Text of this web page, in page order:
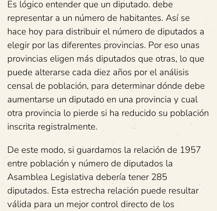
Es lógico entender que un diputado. debe
representar a un número de habitantes. Así se
hace hoy para distribuir el número de diputados a
elegir por las diferentes provincias. Por eso unas
provincias eligen más diputados que otras, lo que
puede alterarse cada diez años por el análisis
censal de población, para determinar dónde debe
aumentarse un diputado en una provincia y cual
otra provincia lo pierde si ha reducido su población
inscrita registralmente.
De este modo, si guardamos la relación de 1957
entre población y número de diputados la
Asamblea Legislativa debería tener 285
diputados. Esta estrecha relación puede resultar
válida para un mejor control directo de los